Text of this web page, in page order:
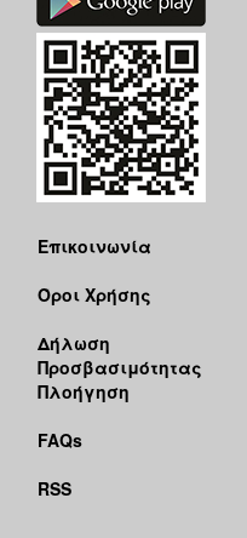
Επικοινωνία
Όροι Χρήσης
Δήλωση
Προσβασιμότητας
Πλοήγηση
FAQs
RSS